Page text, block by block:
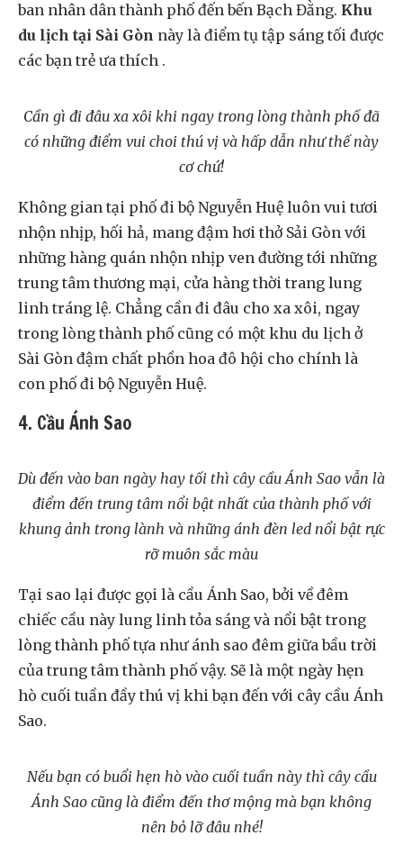
ban nhân dân thành phố đến bến Bạch Đằng. Khu
du lịch tại Sài Gòn này là điểm tụ tập sáng tối được
các bạn trẻ ưa thích .
Cần gì đi đâu xa xôi khi ngay trong lòng thành phố đã
có những điểm vui choi thú vị và hấp dẫn như thế này
cơ chứ!
Không gian tại phố đi bộ Nguyễn Huệ luôn vui tươi
nhộn nhịp, hối hả, mang đậm hơi thở Sải Gòn với
những hàng quán nhộn nhịp ven đường tới những
trung tâm thương mại, cửa hàng thời trang lung
linh tráng lệ. Chẳng cần đi đâu cho xa xôi, ngay
trong lòng thành phố cũng có một khu du lịch ở
Sài Gòn đậm chất phồn hoa đô hội cho chính là
con phố đi bộ Nguyễn Huệ.
4. Cầu Ánh Sao
Dù đến vào ban ngày hay tối thì cây cầu Ánh Sao vẫn là
điểm đến trung tâm nổi bật nhất của thành phố với
khung ảnh trong lành và những ánh đèn led nổi bật rực
rỡ muôn sắc màu
Tại sao lại được gọi là cầu Ánh Sao, bởi về đêm
chiếc cầu này lung linh tỏa sáng và nổi bật trong
lòng thành phố tựa như ánh sao đêm giữa bầu trời
của trung tâm thành phố vậy. Sẽ là một ngày hẹn
hò cuối tuần đầy thú vị khi bạn đến với cây cầu Ánh
Sao.
Nếu bạn có buổi hẹn hò vào cuối tuần này thì cây cầu
Ánh Sao cũng là điểm đến thơ mộng mà bạn không
nên bỏ lỡ đâu nhé!